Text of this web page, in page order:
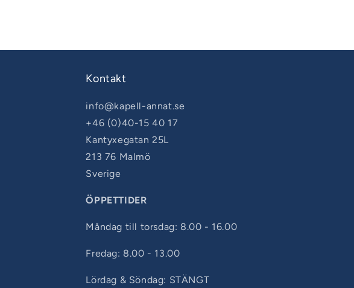
Kontakt
info@kapell-annat.se
+46 (0)40-15 40 17
Kantyxegatan 25L
213 76 Malmö
Sverige
ÖPPETTIDER
Måndag till torsdag: 8.00 - 16.00
Fredag: 8.00 - 13.00
Lördag & Söndag: STÄNGT